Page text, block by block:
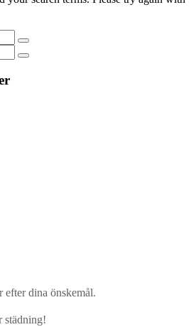
efter dina önskemål.
städning!